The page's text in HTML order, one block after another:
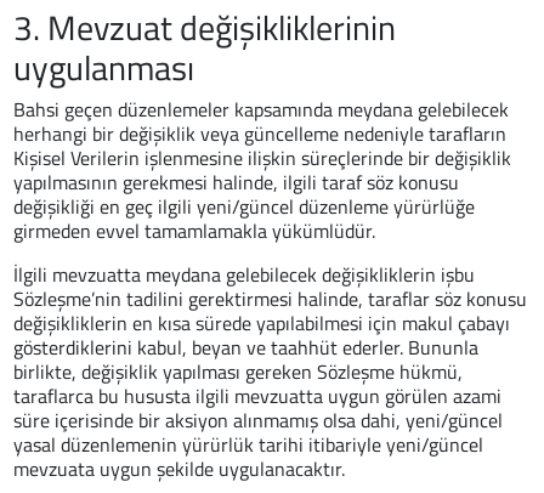
3. Mevzuat değişikliklerinin
uygulanması
Bahsi geçen düzenlemeler kapsamında meydana gelebilecek
herhangi bir değişiklik veya güncelleme nedeniyle tarafların
Kişisel Verilerin işlenmesine ilişkin süreçlerinde bir değişiklik
yapılmasının gerekmesi halinde, ilgili taraf söz konusu
değişikliği en geç ilgili yeni/güncel düzenleme yürürlüğe
girmeden evvel tamamlamakla yükümlüdür.
İlgili mevzuatta meydana gelebilecek değişikliklerin işbu
Sözleşme’nin tadilini gerektirmesi halinde, taraflar söz konusu
değişikliklerin en kısa sürede yapılabilmesi için makul çabayı
gösterdiklerini kabul, beyan ve taahhüt ederler. Bununla
birlikte, değişiklik yapılması gereken Sözleşme hükmü,
taraflarca bu hususta ilgili mevzuatta uygun görülen azami
süre içerisinde bir aksiyon alınmamış olsa dahi, yeni/güncel
yasal düzenlemenin yürürlük tarihi itibariyle yeni/güncel
mevzuata uygun şekilde uygulanacaktır.